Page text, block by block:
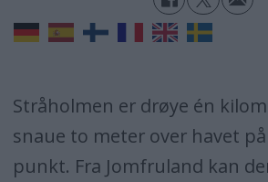
Stråholmen er drøye én
snaue to meter over havet
punkt. Fra Jomfruland kan